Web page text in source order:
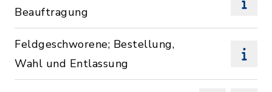
Beauftragung
Feldgeschworene; Bestellung,
Wahl und Entlassung